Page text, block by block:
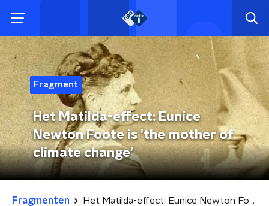
Fragment
Het Matilda-effect: Eunice
Newton Foote is 'the mother of
climate change'
Fragmenten Het Matilda-effect: Eunice Newton Foote is 'the mother of climate change'